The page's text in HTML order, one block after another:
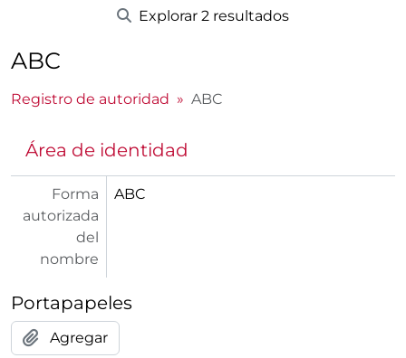
Explorar 2 resultados
ABC
Registro de autoridad ABC
Área de identidad
Forma
autorizada
del
nombre
ABC
Portapapeles
Agregar